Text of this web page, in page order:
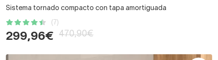
Sistema tornado compacto con tapa amortiguada
(7)
299,96€ 470,90€